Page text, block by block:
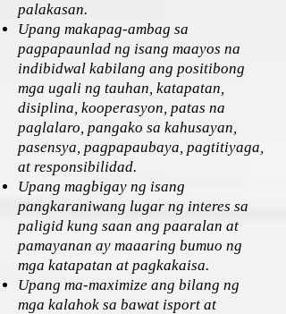
palakasan.
Upang makapag-ambag sa
pagpapaunlad ng isang maayos na
indibidwal kabilang ang positibong
mga ugali ng tauhan, katapatan,
disiplina, kooperasyon, patas na
paglalaro, pangako sa kahusayan,
pasensya, pagpapaubaya, pagtitiyaga,
at responsibilidad.
Upang magbigay ng isang
pangkaraniwang lugar ng interes sa
paligid kung saan ang paaralan at
pamayanan ay maaaring bumuo ng
mga katapatan at pagkakaisa.
Upang ma-maximize ang bilang ng
mga kalahok sa bawat isport at